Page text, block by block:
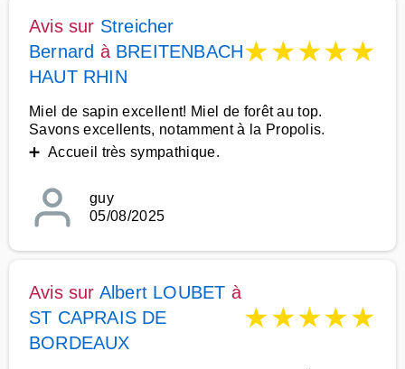
Avis sur Streicher
Bernard à BREITENBACH
HAUT RHIN
★★★★★
Miel de sapin excellent! Miel de forêt au top.
Savons excellents, notamment à la Propolis.
➕ Accueil très sympathique.
guy
05/08/2025
Avis sur Albert LOUBET à
ST CAPRAIS DE
BORDEAUX
★★★★★